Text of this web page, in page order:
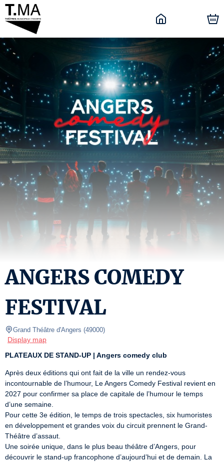
ANGERS COMEDY
FESTIVAL
Grand Théâtre d'Angers (49000)
Display map
PLATEAUX DE STAND-UP | Angers comedy club
Après deux éditions qui ont fait de la ville un rendez-vous
incontournable de l’humour, Le Angers Comedy Festival revient en
2027 pour confirmer sa place de capitale de l’humour le temps
d’une semaine.
Pour cette 3e édition, le temps de trois spectacles, six humoristes
en développement et grandes voix du circuit prennent le Grand-
Théâtre d’assaut.
Une soirée unique, dans le plus beau théâtre d’Angers, pour
découvrir le stand-up francophone d’aujourd’hui et de demain. La